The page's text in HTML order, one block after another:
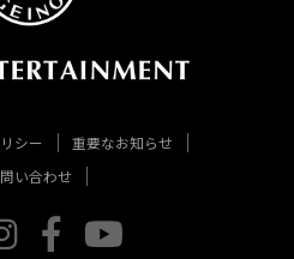
シー
重要なお知らせ
い合わせ